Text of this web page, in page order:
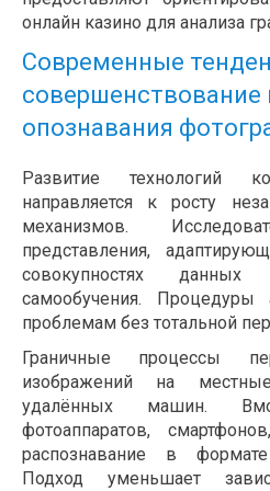
онлайн казино для анализа
Современные
опознавания
Развитие технологий
направляется к росту
механизмов.
представления,
совокупностях данных
самообучения.
проблемам без тотальной
Граничные процессы
изображений на
удалённых машин.
фотоаппаратов,
распознавание в
Подход уменьшает